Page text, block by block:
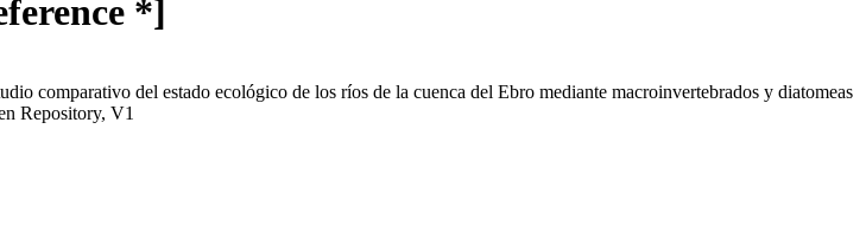
*]
comparativo del estado ecológico de los ríos de la cuenca del Ebro mediante macroinvertebrados y diatomeas
Repository, V1